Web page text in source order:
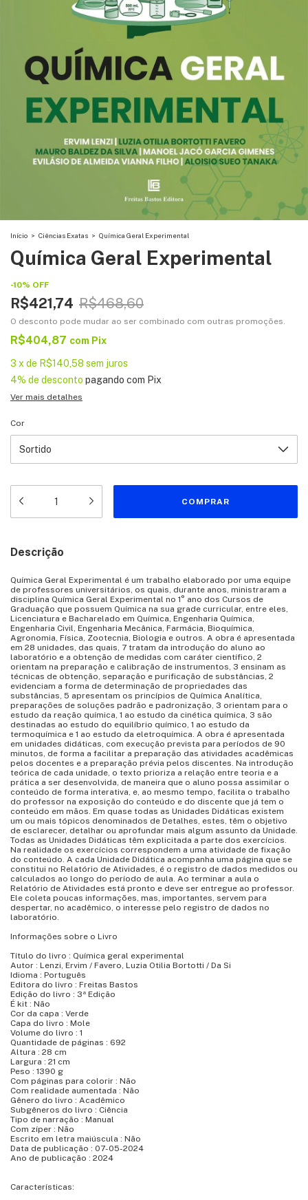
Início > Ciências Exatas > Química Geral Experimental
Química Geral Experimental
-10% OFF
R$421,74 R$468,60
O desconto pode mudar ao ser combinado com outras promoções.
R$404,87 com Pix
3 x de R$140,58 sem juros
4% de desconto pagando com Pix
Ver mais detalhes
Cor
Descrição
Química Geral Experimental é um trabalho elaborado por uma equipe
de professores universitários, os quais, durante anos, ministraram a
disciplina Química Geral Experimental no 1° ano dos Cursos de
Graduação que possuem Química na sua grade curricular, entre eles,
Licenciatura e Bacharelado em Química, Engenharia Química,
Engenharia Civil, Engenharia Mecânica, Farmácia, Bioquímica,
Agronomia, Física, Zootecnia, Biologia e outros. A obra é apresentada
em 28 unidades, das quais, 7 tratam da introdução do aluno ao
laboratório e a obtenção de medidas com caráter científico, 2
orientam na preparação e calibração de instrumentos, 3 ensinam as
técnicas de obtenção, separação e purificação de substâncias, 2
evidenciam a forma de determinação de propriedades das
substâncias, 5 apresentam os princípios de Química Analítica,
preparações de soluções padrão e padronização, 3 orientam para o
estudo da reação química, 1 ao estudo da cinética química, 3 são
destinadas ao estudo do equilíbrio químico, 1 ao estudo da
termoquímica e 1 ao estudo da eletroquímica. A obra é apresentada
em unidades didáticas, com execução prevista para períodos de 90
minutos, de forma a facilitar a preparação das atividades acadêmicas
pelos docentes e a preparação prévia pelos discentes. Na introdução
teórica de cada unidade, o texto prioriza a relação entre teoria e a
prática a ser desenvolvida, de maneira que o aluno possa assimilar o
conteúdo de forma interativa, e, ao mesmo tempo, facilita o trabalho
do professor na exposição do conteúdo e do discente que já tem o
conteúdo em mãos. Em quase todas as Unidades Didáticas existem
um ou mais tópicos denominados de Detalhes, estes, têm o objetivo
de esclarecer, detalhar ou aprofundar mais algum assunto da Unidade.
Todas as Unidades Didáticas têm explicitada a parte dos exercícios.
Na realidade os exercícios correspondem a uma atividade de fixação
do conteúdo. A cada Unidade Didática acompanha uma página que se
constitui no Relatório de Atividades, é o registro de dados medidos ou
calculados ao longo do período de aula. Ao terminar a aula o
Relatório de Atividades está pronto e deve ser entregue ao professor.
Ele coleta poucas informações, mas, importantes, servem para
despertar, no acadêmico, o interesse pelo registro de dados no
laboratório.
Informações sobre o Livro
Título do livro : Química geral experimental
Autor : Lenzi, Ervim / Favero, Luzia Otilia Bortotti / Da Si
Idioma : Português
Editora do livro : Freitas Bastos
Edição do livro : 3ª Edição
É kit : Não
Cor da capa : Verde
Capa do livro : Mole
Volume do livro : 1
Quantidade de páginas : 692
Altura : 28 cm
Largura : 21 cm
Peso : 1390 g
Com páginas para colorir : Não
Com realidade aumentada : Não
Gênero do livro : Acadêmico
Subgêneros do livro : Ciência
Tipo de narração : Manual
Com zíper : Não
Escrito em letra maiúscula : Não
Data de publicação : 07-05-2024
Ano de publicação : 2024
Características: